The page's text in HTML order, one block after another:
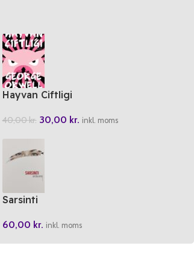
Hayvan Ciftligi
40,00kr. 30,00 kr. inkl. moms
Sarsinti
60,00 kr. inkl. moms